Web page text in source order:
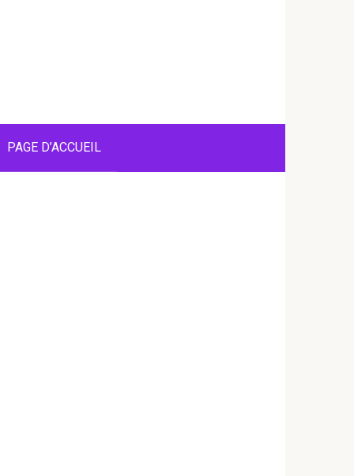
PAGE D’ACCUEIL